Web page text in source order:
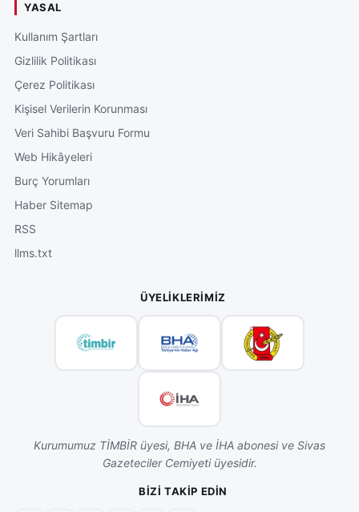
YASAL
Kullanım Şartları
Gizlilik Politikası
Çerez Politikası
Kişisel Verilerin Korunması
Veri Sahibi Başvuru Formu
Web Hikâyeleri
Burç Yorumları
Haber Sitemap
RSS
llms.txt
ÜYELIKLERIMIZ
Kurumumuz TİMBİR üyesi, BHA ve İHA abonesi ve Sivas
Gazeteciler Cemiyeti üyesidir.
BIZI TAKIP EDIN